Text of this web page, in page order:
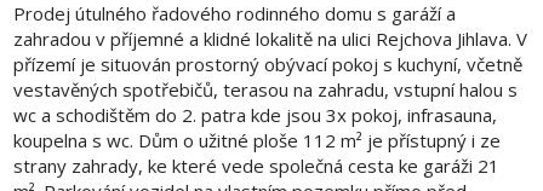
Prodej útulného řadového rodinného domu s garáží a
zahradou v příjemné a klidné lokalitě na ulici Rejchova Jihlava. V
přízemí je situován prostorný obývací pokoj s kuchyní, včetně
vestavěných spotřebičů, terasou na zahradu, vstupní halou s
wc a schodištěm do 2. patra kde jsou 3x pokoj, infrasauna,
koupelna s wc. Dům o užitné ploše 112 m² je přístupný i ze
strany zahrady, ke které vede společná cesta ke garáži 21